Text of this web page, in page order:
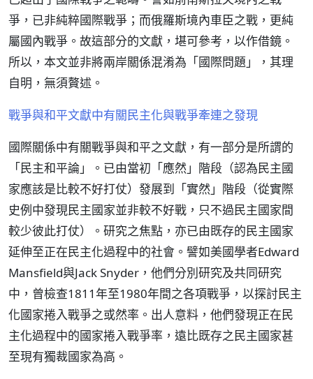
爭，已非純粹國際戰爭；而俄羅斯境內車臣之戰，更純
屬國內戰爭。故這部分的文獻，堪可參考，以作借鏡。
所以，本文並非將兩岸關係混淆為「國際問題」，其理
自明，無須贅述。
戰爭與和平文獻中有關民主化與戰爭牽連之發現
國際關係中有關戰爭與和平之文獻，有一部分是所謂的
「民主和平論」。已由當初「應然」階段（認為民主國
家應該是比較不好打仗）發展到「實然」階段（從實際
史例中發現民主國家並非較不好戰，只不過民主國家間
較少彼此打仗）。研究之焦點，亦已由既存的民主國家
延伸至正在民主化過程中的社會。譬如美國學者Edward
Mansfield與Jack Snyder，他們分別研究及共同研究
中，曾檢查1811年至1980年間之各項戰爭，以探討民主
化國家捲入戰爭之或然率。出人意料，他們發現正在民
主化過程中的國家捲入戰爭率，遠比既存之民主國家甚
至現有獨裁國家為高。